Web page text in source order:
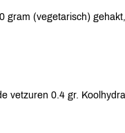
(vegetarisch)
vetzuren 0.4 gr.